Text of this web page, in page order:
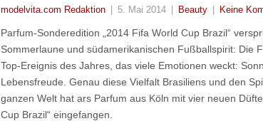
modelvita.com Redaktion 5. Mai 2014 Beauty Keine
Parfum-Sonderedition „2014 Fifa World Cup Brazil“
Sommerlaune und südamerikanischen Fußballspirit: Die
Top-Ereignis des Jahres, das viele Emotionen weckt:
Lebensfreude. Genau diese Vielfalt Brasiliens und den
ganzen Welt hat ars Parfum aus Köln mit vier neuen
Cup Brazil“ eingefangen.